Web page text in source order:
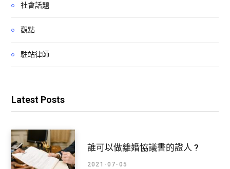
社會話題
觀點
駐站律師
Latest Posts
誰可以做離婚協議書的證人 ?
2021-07-05